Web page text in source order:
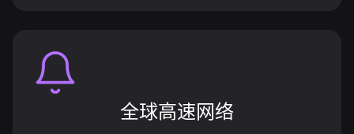
全球高速网络